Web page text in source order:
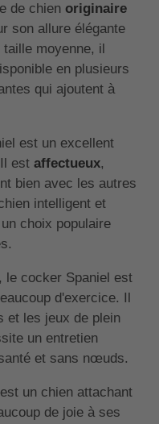
de chien originaire
son allure élégante
moyenne, il
en plusieurs
qui ajoutent à
est un excellent
est affectueux,
bien avec les autres
intelligent et
choix populaire
le cocker Spaniel est
d'exercice. Il
et les jeux de plein
un entretien
et sans nœuds.
un chien attachant
de joie à ses